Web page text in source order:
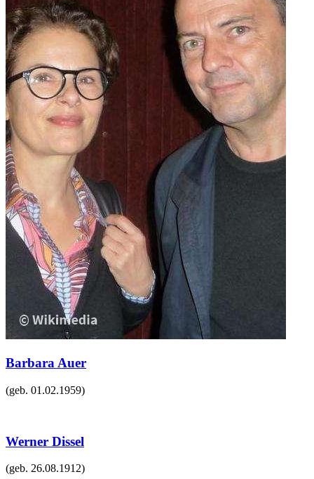
Barbara Auer
(geb. 01.02.1959)
Werner Dissel
(geb. 26.08.1912)